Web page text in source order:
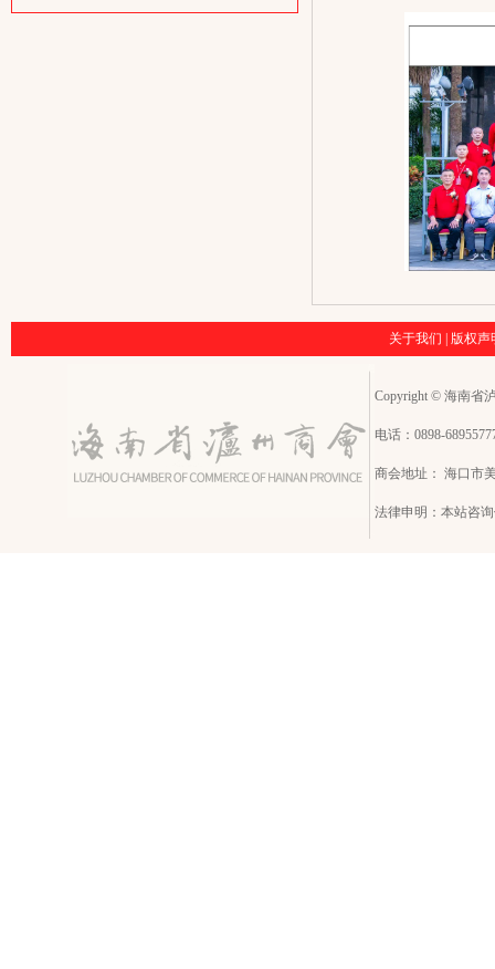
关于我们 版权声
Copyright © 海南省
电话：0898-
商会地址： 海口市
法律申明：本站咨